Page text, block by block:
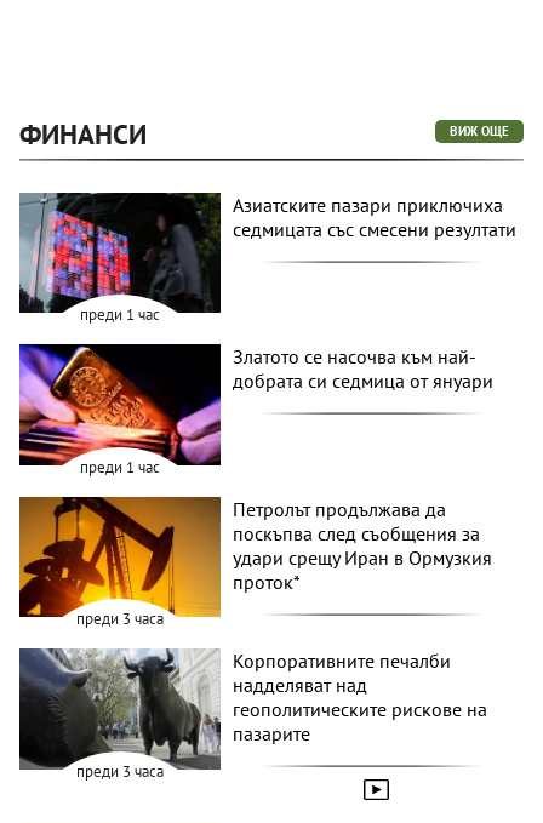
ФИНАНСИ ВИЖ ОЩЕ
преди 1 час
Азиатските пазари приключиха
седмицата със смесени резултати
преди 1 час
Златото се насочва към най-
добрата си седмица от януари
преди 3 часа
Петролът продължава да
поскъпва след съобщения за
удари срещу Иран в Ормузкия
проток*
преди 3 часа
Корпоративните печалби
надделяват над
геополитическите рискове на
пазарите